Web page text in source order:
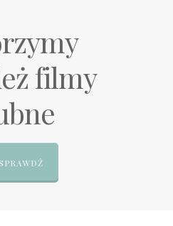
filmy
SPRAWDŹ